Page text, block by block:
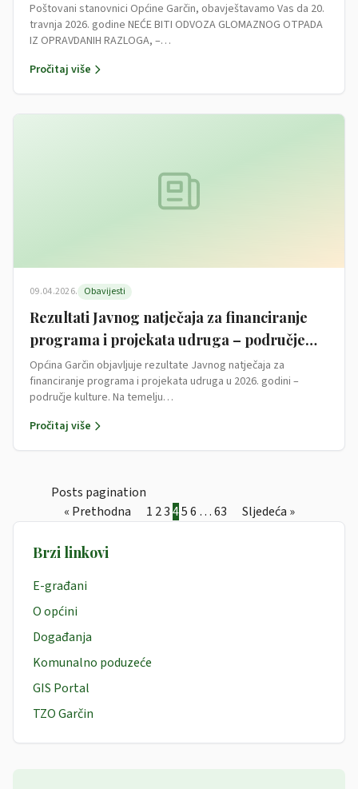
Poštovani stanovnici Općine Garčin, obavještavamo Vas da 20.
travnja 2026. godine NEĆE BITI ODVOZA GLOMAZNOG OTPADA
IZ OPRAVDANIH RAZLOGA, –…
Pročitaj više
09.04.2026. Obavijesti
Rezultati Javnog natječaja za financiranje
programa i projekata udruga – područje
kulture
Općina Garčin objavljuje rezultate Javnog natječaja za
financiranje programa i projekata udruga u 2026. godini –
područje kulture. Na temelju…
Pročitaj više
Posts pagination
« Prethodna
1 23456 …63 Sljedeća »
Brzi linkovi
E-građani
O općini
Događanja
Komunalno poduzeće
GIS Portal
TZO Garčin